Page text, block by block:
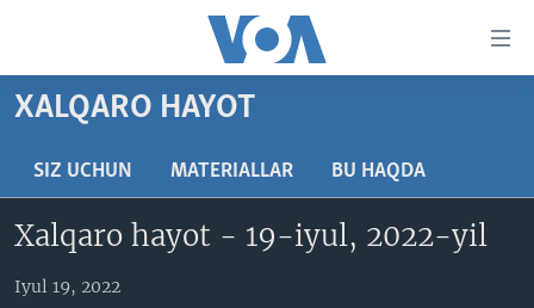
boring
Boshiga
Qidiruvga
BOSH SAHIFA
AMERIKA
XALQARO
VATANDOSHLAR
XALQARO HAYOT
SIZ UCHUN MATERIALLAR BU HAQDA
Xalqaro hayot - 19-iyul, 2022-yil
Iyul 19, 2022